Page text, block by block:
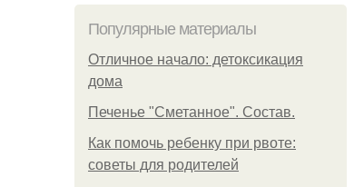
Популярные материалы
Отличное начало: детоксикация
дома
Печенье "Сметанное". Состав.
Как помочь ребенку при рвоте:
советы для родителей